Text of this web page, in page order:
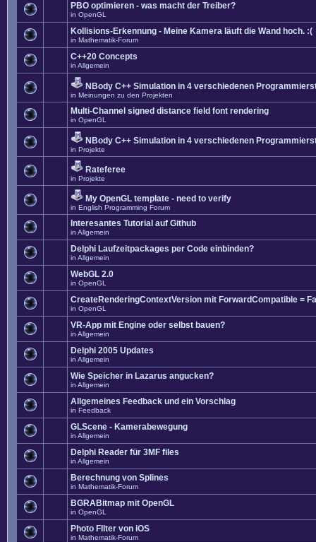
PBO optimieren - was macht der Treiber?
in OpenGL
Kollisions-Erkennung - Meine Kamera läuft die Wand hoch. :(
in Mathematik-Forum
C++20 Concepts
in Allgemein
NBody C++ Simulation in 4 verschiedenen
in Meinungen zu den Projekten
Multi-Channel signed distance field font rendering
in OpenGL
NBody C++ Simulation in 4 verschiedenen
in Projekte
Rateferee
in Projekte
My OpenGL template - need to verify
in English Programming Forum
Interesantes Tutorial auf Github
in Allgemein
Delphi Laufzeitpackages per Code einbinden?
in Allgemein
WebGL 2.0
in OpenGL
CreateRenderingContextVersion mit ForwardCompatible =
in OpenGL
VR-App mit Engine oder selbst bauen?
in Allgemein
Delphi 2005 Updates
in Allgemein
Wie Speicher in Lazarus angucken?
in Allgemein
Allgemeines Feedback und ein Vorschlag
in Feedback
GLScene - Kamerabewegung
in Allgemein
Delphi Reader für 3MF files
in Allgemein
Berechnung von Splines
in Mathematik-Forum
BGRABitmap mit OpenGL
in OpenGL
Photo FIlter von iOS
in Mathematik-Forum